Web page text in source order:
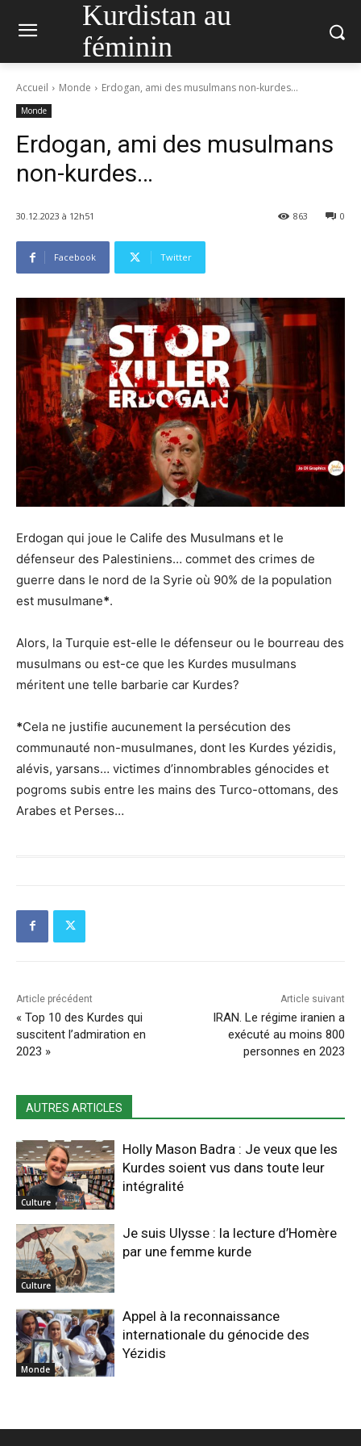
Kurdistan au
féminin
Accueil Monde Erdogan, ami des musulmans non-kurdes...
Monde
Erdogan, ami des musulmans
non-kurdes…
30.12.2023 à 12h51 0
863
Facebook Twitter
Erdogan qui joue le Calife des Musulmans et le
défenseur des Palestiniens… commet des crimes de
guerre dans le nord de la Syrie où 90% de la population
est musulmane*.
Alors, la Turquie est-elle le défenseur ou le bourreau des
musulmans ou est-ce que les Kurdes musulmans
méritent une telle barbarie car Kurdes?
*Cela ne justifie aucunement la persécution des
communauté non-musulmanes, dont les Kurdes yézidis,
alévis, yarsans… victimes d’innombrables génocides et
pogroms subis entre les mains des Turco-ottomans, des
Arabes et Perses…
Article précédent
« Top 10 des Kurdes qui
suscitent l’admiration en
2023 »
Article suivant
IRAN. Le régime iranien a
exécuté au moins 800
personnes en 2023
AUTRES ARTICLES
Culture
Holly Mason Badra : Je veux que les
Kurdes soient vus dans toute leur
intégralité
Culture
Je suis Ulysse : la lecture d’Homère
par une femme kurde
Monde
Appel à la reconnaissance
internationale du génocide des
Yézidis